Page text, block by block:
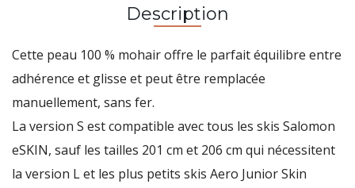
Description
Cette peau 100 % mohair offre le parfait équilibre entre
adhérence et glisse et peut être remplacée
manuellement, sans fer.
La version S est compatible avec tous les skis Salomon
eSKIN, sauf les tailles 201 cm et 206 cm qui nécessitent
la version L et les plus petits skis Aero Junior Skin